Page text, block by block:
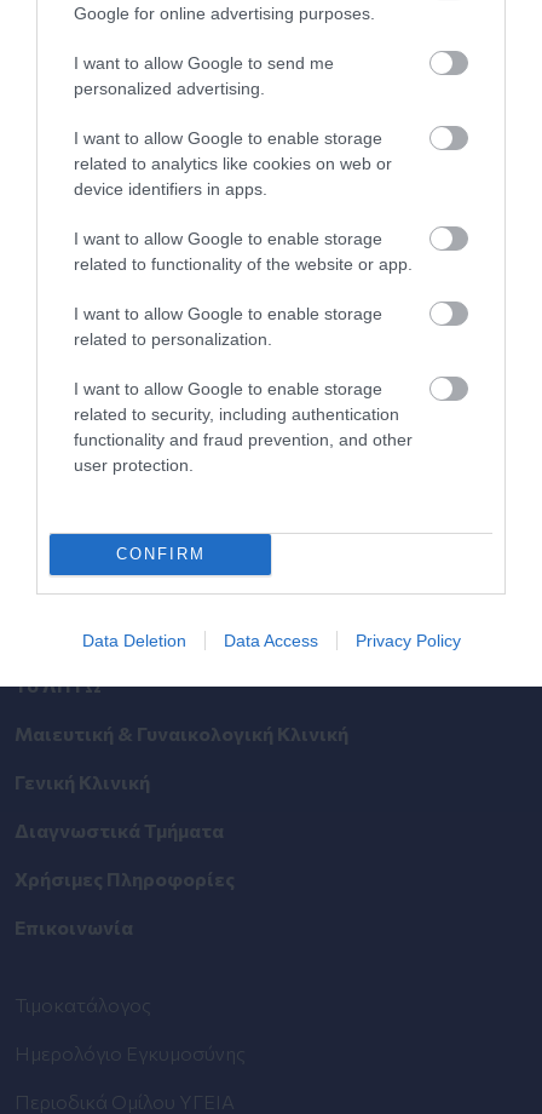
Google for online advertising purposes.
I want to allow Google to send me
personalized advertising.
I want to allow Google to enable storage
related to analytics like cookies on web or
device identifiers in apps.
I want to allow Google to enable storage
related to functionality of the website or app.
I want to allow Google to enable storage
related to personalization.
I want to allow Google to enable storage
related to security, including authentication
functionality and fraud prevention, and other
user protection.
CONFIRM
Data Deletion Data Access Privacy Policy
Δείτε τι συμβαίνει στο σώμα και στο
μωρό σας σε κάθε στιγμή της
εγκυμοσύνης.
Υπολογιστής
Υπολογίστε της ημέρες της κύησής
σας & των γόνιμων ημερών.
Αναζήτηση
Ιατρού
Το ΛΗΤΩ
Μαιευτική & Γυναικολογική Κλινική
Γενική Κλινική
Διαγνωστικά Τμήματα
Χρήσιμες Πληροφορίες
Επικοινωνία
Τιμοκατάλογος
Ημερολόγιο Εγκυμοσύνης
Περιοδικά Ομίλου ΥΓΕΙΑ